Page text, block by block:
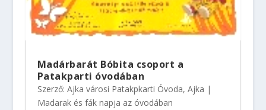
Madárbarát Bóbita csoport a
Patakparti óvodában
Szerző: Ajka városi Patakpkarti Óvoda, Ajka |
Madarak és fák napja az óvodában